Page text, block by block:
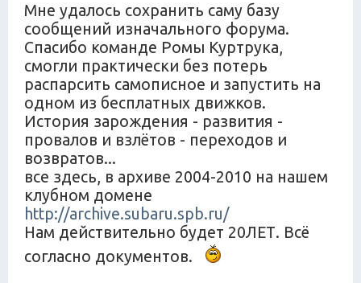
Мне удалось сохранить саму базу
сообщений изначального форума.
Спасибо команде Ромы Куртрука,
смогли практически без потерь
распарсить самописное и запустить на
одном из бесплатных движков.
История зарождения - развития -
провалов и взлётов - переходов и
возвратов...
все здесь, в архиве 2004-2010 на нашем
клубном домене
http://archive.subaru.spb.ru/
Нам действительно будет 20ЛЕТ. Всё
согласно документов.